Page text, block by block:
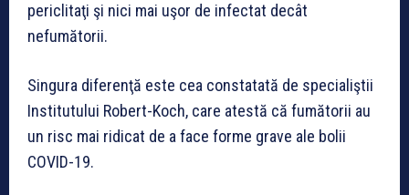
periclitaţi şi nici mai uşor de infectat decât
nefumătorii.
Singura diferenţă este cea constatată de specialiştii
Institutului Robert-Koch, care atestă că fumătorii au
un risc mai ridicat de a face forme grave ale bolii
COVID-19.